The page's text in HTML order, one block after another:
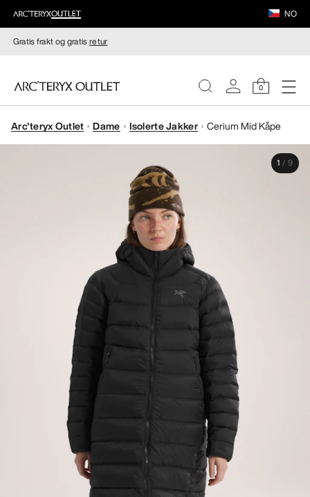
NO
Gratis frakt og gratisretur
0
DAMER
Arc'teryx Outlet Dame Isolerte Jakker Cerium Mid Kåpe
1 / 9